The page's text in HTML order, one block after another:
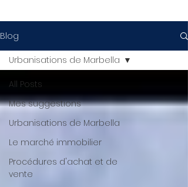
Blog
All Posts
Mes suggestions
Urbanisations de Marbella
Le marché immobilier
Procédures d'achat et de
vente
Urbanisations de Marbella